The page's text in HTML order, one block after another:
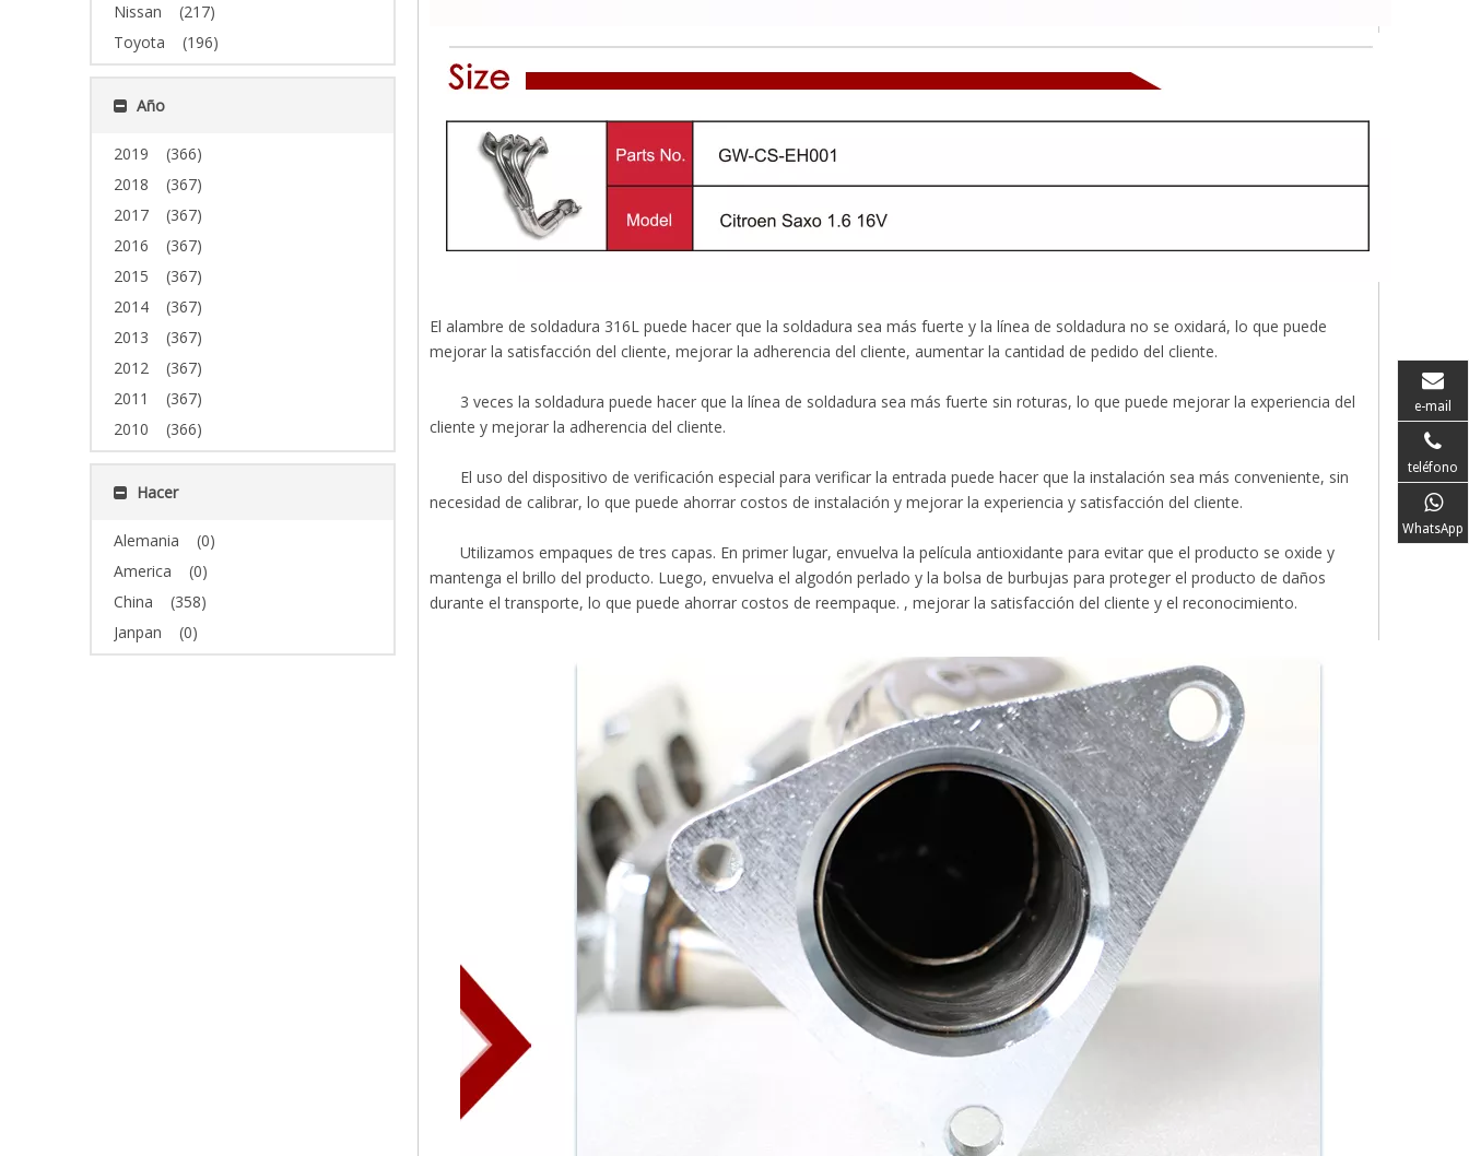
Nissan
(217)
Toyota
(196)
Año
2019
(366)
2018
(367)
2017
(367)
2016
(367)
2015
(367)
2014
(367)
2013
(367)
2012
(367)
2011
(367)
2010
(366)
Hacer
Alemania
(0)
America
(0)
China
(358)
Janpan
(0)
El alambre de soldadura 316L puede hacer que la soldadura sea más fuerte y la línea de soldadura no se oxidará, lo que puede
mejorar la satisfacción del cliente, mejorar la adherencia del cliente, aumentar la cantidad de pedido del cliente.
3 veces la soldadura puede hacer que la línea de soldadura sea más fuerte sin roturas, lo que puede mejorar la experiencia del
cliente y mejorar la adherencia del cliente.
El uso del dispositivo de verificación especial para verificar la entrada puede hacer que la instalación sea más conveniente, sin
necesidad de calibrar, lo que puede ahorrar costos de instalación y mejorar la experiencia y satisfacción del cliente.
Utilizamos empaques de tres capas. En primer lugar, envuelva la película antioxidante para evitar que el producto se oxide y
mantenga el brillo del producto. Luego, envuelva el algodón perlado y la bolsa de burbujas para proteger el producto de daños
durante el transporte, lo que puede ahorrar costos de reempaque. , mejorar la satisfacción del cliente y el reconocimiento.
e-mail
teléfono
WhatsApp